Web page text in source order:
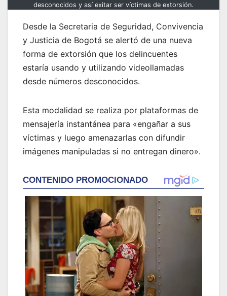
desconocidos y así exitar ser víctimas de extorsión.
Desde la Secretaria de Seguridad, Convivencia
y Justicia de Bogotá se alertó de una nueva
forma de extorsión que los delincuentes
estaría usando y utilizando videollamadas
desde números desconocidos.
Esta modalidad se realiza por plataformas de
mensajería instantánea para «engañar a sus
víctimas y luego amenazarlas con difundir
imágenes manipuladas si no entregan dinero».